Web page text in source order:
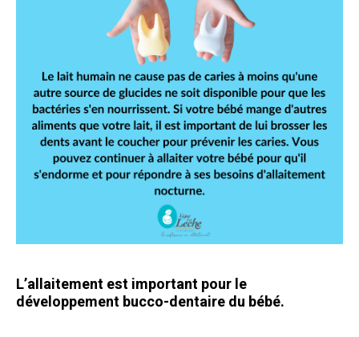
L’allaitement est important pour le
développement bucco-dentaire du bébé.